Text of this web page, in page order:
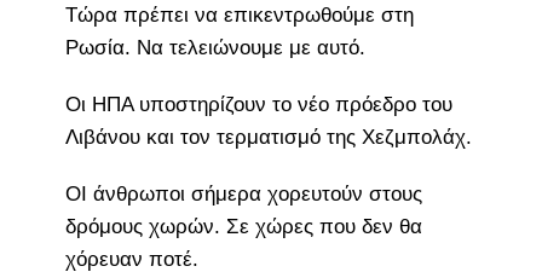
Τώρα πρέπει να επικεντρωθούμε στη
Ρωσία. Να τελειώνουμε με αυτό.
Οι ΗΠΑ υποστηρίζουν το νέο πρόεδρο του
Λιβάνου και τον τερματισμό της Χεζμπολάχ.
ΟΙ άνθρωποι σήμερα χορευτούν στους
δρόμους χωρών. Σε χώρες που δεν θα
χόρευαν ποτέ.